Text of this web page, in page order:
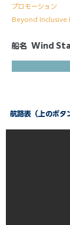
プロモーション
Beyond Inclusive
船名 Wind
航路表（上のボタ